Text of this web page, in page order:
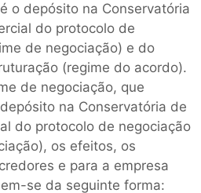
o depósito na Conservatória
do protocolo de
de negociação) e do
(regime do acordo).
de negociação, que
na Conservatória de
do protocolo de negociação
os efeitos, os
e para a empresa
se da seguinte forma: